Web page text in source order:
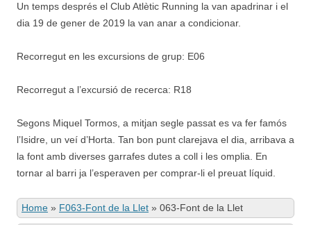
Un temps després el Club Atlètic Running la van apadrinar i el
dia 19 de gener de 2019 la van anar a condicionar.
Recorregut en les excursions de grup: E06
Recorregut a l’excursió de recerca: R18
Segons Miquel Tormos, a mitjan segle passat es va fer famós
l’Isidre, un veí d’Horta. Tan bon punt clarejava el dia, arribava a
la font amb diverses garrafes dutes a coll i les omplia. En
tornar al barri ja l’esperaven per comprar-li el preuat líquid.
Home » F063-Font de la Llet » 063-Font de la Llet